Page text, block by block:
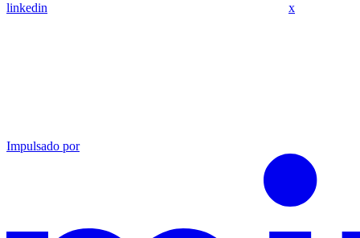
linkedin x
Impulsado por